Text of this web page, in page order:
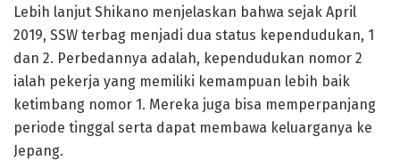
Lebih lanjut Shikano menjelaskan bahwa sejak April
2019, SSW terbag menjadi dua status kependudukan, 1
dan 2. Perbedannya adalah, kependudukan nomor 2
ialah pekerja yang memiliki kemampuan lebih baik
ketimbang nomor 1. Mereka juga bisa memperpanjang
periode tinggal serta dapat membawa keluarganya ke
Jepang.